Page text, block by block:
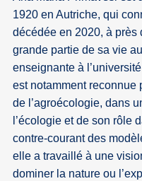
1920 en Autriche, qui
décédée en 2020, à près
grande partie de sa vie
enseignante à
est notamment reconnue
de l’agroécologie, dans
l’écologie et de son rôle
contre-courant des
elle a travaillé à une
dominer la nature ou